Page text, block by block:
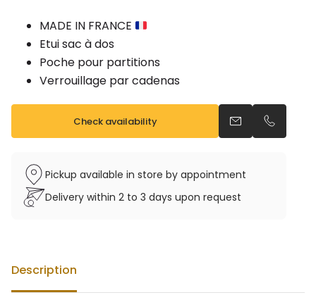
MADE IN FRANCE
Etui sac à dos
Poche pour partitions
Verrouillage par cadenas
Check availability Send an email
Call us
Pickup available in store by appointment
Delivery within 2 to 3 days upon request
Description